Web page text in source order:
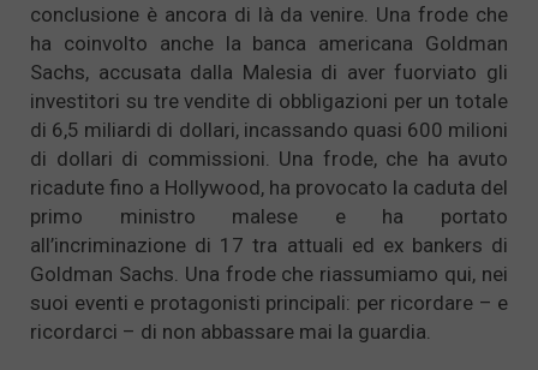
conclusione è ancora di là da venire. Una frode che
ha coinvolto anche la banca americana Goldman
Sachs, accusata dalla Malesia di aver fuorviato gli
investitori su tre vendite di obbligazioni per un totale
di 6,5 miliardi di dollari, incassando quasi 600 milioni
di dollari di commissioni. Una frode, che ha avuto
ricadute fino a Hollywood, ha provocato la caduta del
primo ministro malese e ha portato
all’incriminazione di 17 tra attuali ed ex bankers di
Goldman Sachs. Una frode che riassumiamo qui, nei
suoi eventi e protagonisti principali: per ricordare – e
ricordarci – di non abbassare mai la guardia.